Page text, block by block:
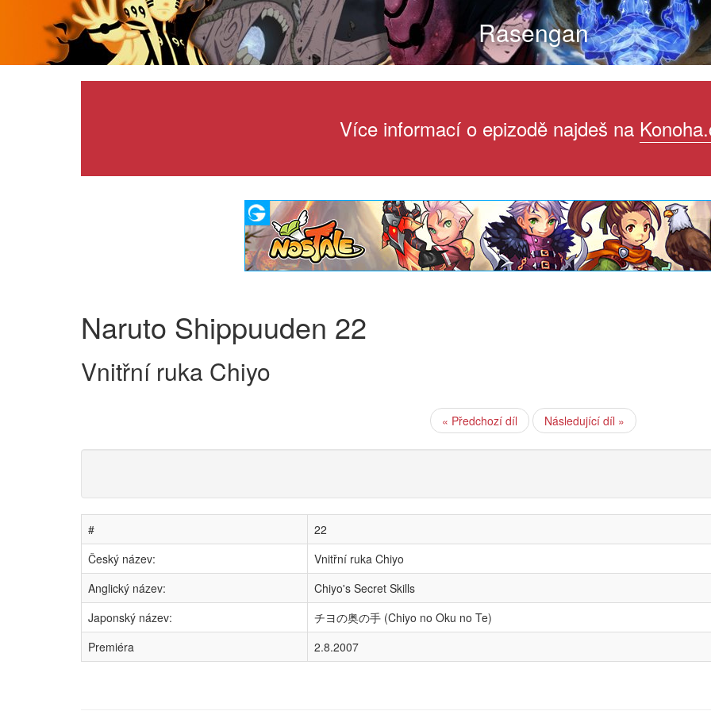
Rasengan
Více informací o epizodě najdeš na
Naruto Shippuuden 22
Vnitřní ruka Chiyo
« Předchozí díl Následující díl »
#
22
Český název:
Vnitřní ruka Chiyo
Anglický název:
Chiyo's Secret Skills
Japonský název:
チヨの奥の手 (Chiyo no Oku no Te)
Premiéra
2.8.2007